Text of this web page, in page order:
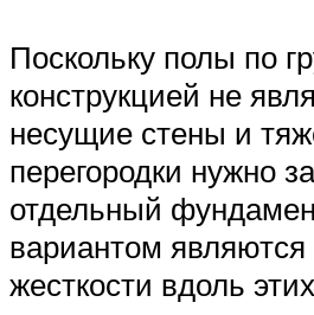
Поскольку полы по
конструкцией не
несущие стены и
перегородки нужно
отдельный
вариантом
жесткости вдоль